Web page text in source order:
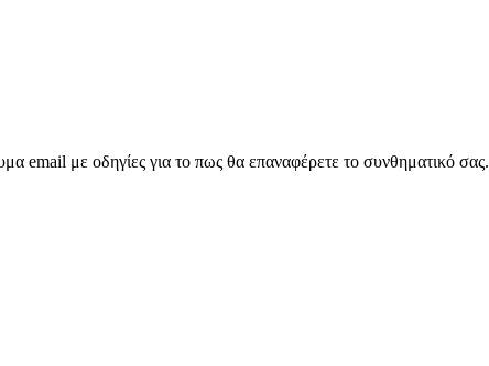
email με οδηγίες για το πως θα επαναφέρετε το συνθηματικό σας.